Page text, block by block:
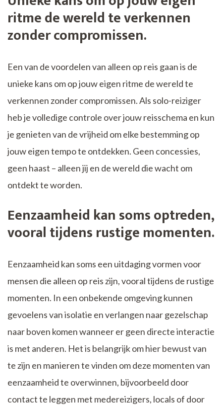
ritme de wereld te verkennen
zonder compromissen.
Een van de voordelen van alleen op reis gaan is de
unieke kans om op jouw eigen ritme de wereld te
verkennen zonder compromissen. Als solo-reiziger
heb je volledige controle over jouw reisschema en kun
je genieten van de vrijheid om elke bestemming op
jouw eigen tempo te ontdekken. Geen concessies,
geen haast – alleen jij en de wereld die wacht om
ontdekt te worden.
Eenzaamheid kan soms optreden,
vooral tijdens rustige momenten.
Eenzaamheid kan soms een uitdaging vormen voor
mensen die alleen op reis zijn, vooral tijdens de rustige
momenten. In een onbekende omgeving kunnen
gevoelens van isolatie en verlangen naar gezelschap
naar boven komen wanneer er geen directe interactie
is met anderen. Het is belangrijk om hier bewust van
te zijn en manieren te vinden om deze momenten van
eenzaamheid te overwinnen, bijvoorbeeld door
contact te leggen met medereizigers, locals of door